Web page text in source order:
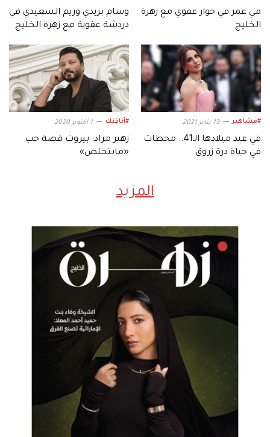
مي عمر في حوار عفوي مع زهرة
الخليج
وسام بريدي وريم السعيدي في
دردشة عفوية مع زهرة الخليج
#مشاهير 13 يناير 2021
في عيد ميلادها الـ41.. محطات
في حياة درة زروق
#أناقتك 1 أكتوبر 2020
زهير مراد: بيروت قصة حب
«مابتخلص»
المزيد